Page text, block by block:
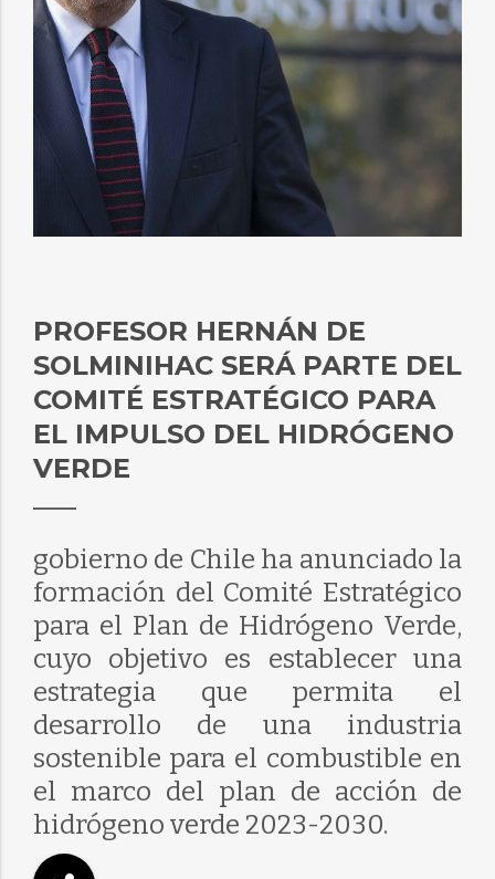
PROFESOR HERNÁN DE
SOLMINIHAC SERÁ PARTE DEL
COMITÉ ESTRATÉGICO PARA
EL IMPULSO DEL HIDRÓGENO
VERDE
gobierno de Chile ha anunciado la
formación del Comité Estratégico
para el Plan de Hidrógeno Verde,
cuyo objetivo es establecer una
estrategia que permita el
desarrollo de una industria
sostenible para el combustible en
el marco del plan de acción de
hidrógeno verde 2023-2030.